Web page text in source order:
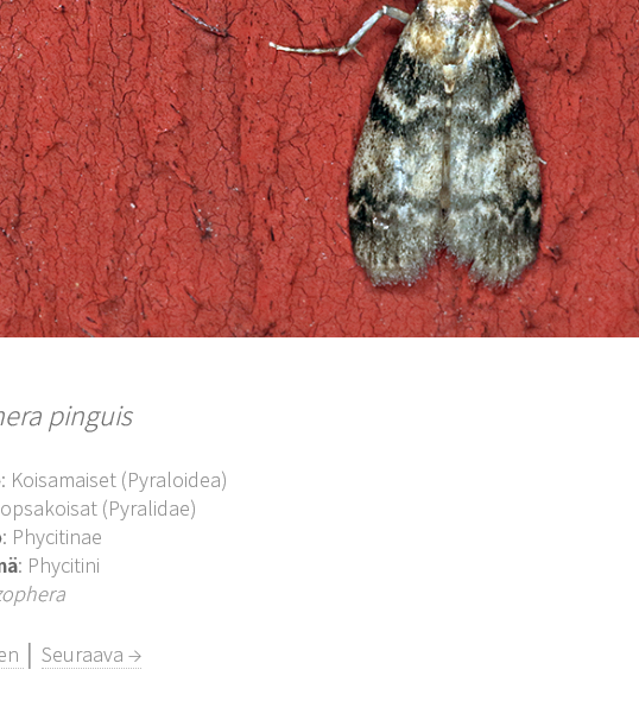
pinguis
: Koisamaiset (Pyraloidea)
(Pyralidae)
: Phycitinae
: Phycitini
│Seuraava →